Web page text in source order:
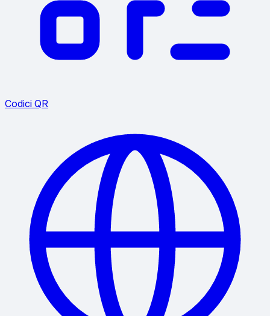
Codici QR